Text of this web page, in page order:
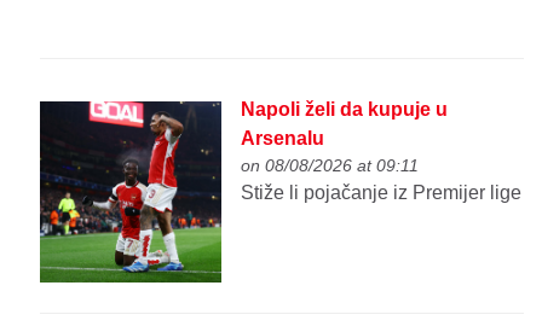
Napoli želi da kupuje u
Arsenalu
on 08/08/2026 at 09:11
Stiže li pojačanje iz Premijer lige